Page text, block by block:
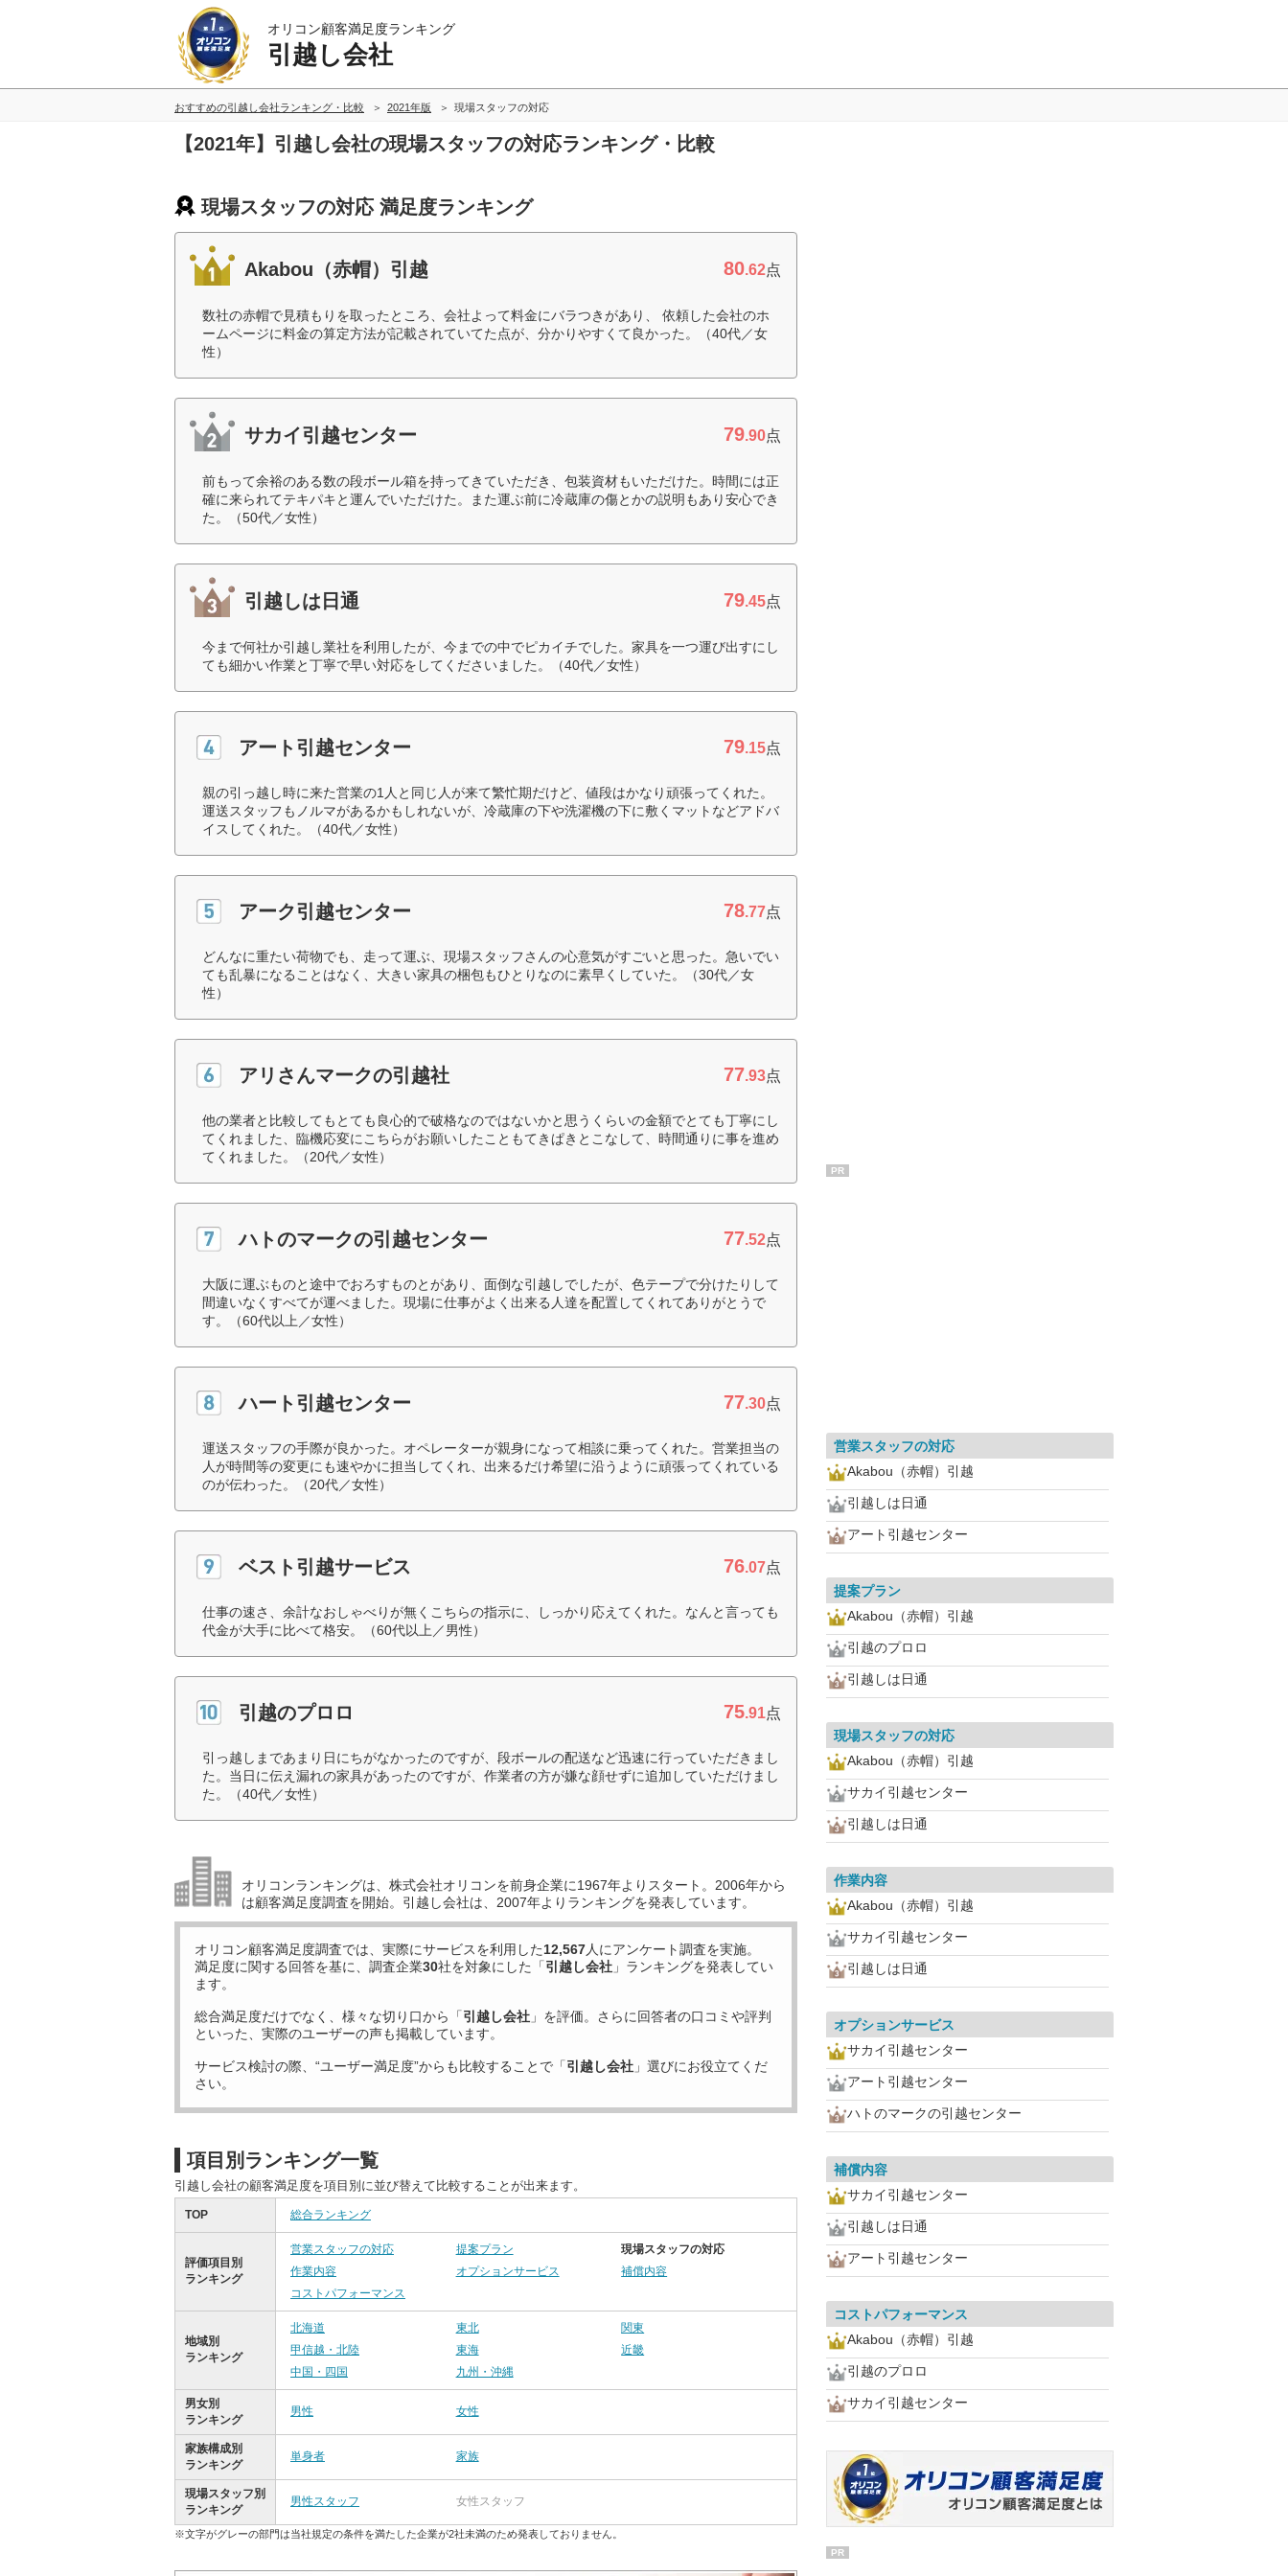
オリコン顧客満足度ランキング
引越し会社
おすすめの引越し会社ランキング・比較 2021年版 現場スタッフの対応
【2021年】引越し会社の現場スタッフの対応ランキング・比較
現場スタッフの対応 満足度ランキング
Akabou（赤帽）引越 80.62点
数社の赤帽で見積もりを取ったところ、会社よって料金にバラつきがあり、 依頼した会社のホ
ームページに料金の算定方法が記載されていてた点が、分かりやすくて良かった。（40代／女
性）
サカイ引越センター 79.90点
前もって余裕のある数の段ボール箱を持ってきていただき、包装資材もいただけた。時間には正
確に来られてテキパキと運んでいただけた。また運ぶ前に冷蔵庫の傷とかの説明もあり安心でき
た。（50代／女性）
引越しは日通 79.45点
今まで何社か引越し業社を利用したが、今までの中でピカイチでした。家具を一つ運び出すにし
ても細かい作業と丁寧で早い対応をしてくださいました。（40代／女性）
アート引越センター 79.15点
親の引っ越し時に来た営業の1人と同じ人が来て繁忙期だけど、値段はかなり頑張ってくれた。
運送スタッフもノルマがあるかもしれないが、冷蔵庫の下や洗濯機の下に敷くマットなどアドバ
イスしてくれた。（40代／女性）
アーク引越センター 78.77点
どんなに重たい荷物でも、走って運ぶ、現場スタッフさんの心意気がすごいと思った。急いでい
ても乱暴になることはなく、大きい家具の梱包もひとりなのに素早くしていた。（30代／女
性）
アリさんマークの引越社 77.93点
他の業者と比較してもとても良心的で破格なのではないかと思うくらいの金額でとても丁寧にし
てくれました、臨機応変にこちらがお願いしたこともてきぱきとこなして、時間通りに事を進め
てくれました。（20代／女性）
ハトのマークの引越センター 77.52点
大阪に運ぶものと途中でおろすものとがあり、面倒な引越しでしたが、色テープで分けたりして
間違いなくすべてが運べました。現場に仕事がよく出来る人達を配置してくれてありがとうで
す。（60代以上／女性）
ハート引越センター 77.30点
運送スタッフの手際が良かった。オペレーターが親身になって相談に乗ってくれた。営業担当の
人が時間等の変更にも速やかに担当してくれ、出来るだけ希望に沿うように頑張ってくれている
のが伝わった。（20代／女性）
ベスト引越サービス 76.07点
仕事の速さ、余計なおしゃべりが無くこちらの指示に、しっかり応えてくれた。なんと言っても
代金が大手に比べて格安。（60代以上／男性）
引越のプロロ 75.91点
引っ越しまであまり日にちがなかったのですが、段ボールの配送など迅速に行っていただきまし
た。当日に伝え漏れの家具があったのですが、作業者の方が嫌な顔せずに追加していただけまし
た。（40代／女性）
オリコンランキングは、株式会社オリコンを前身企業に1967年よりスタート。2006年から
は顧客満足度調査を開始。引越し会社は、2007年よりランキングを発表しています。
オリコン顧客満足度調査では、実際にサービスを利用した12,567人にアンケート調査を実施。
満足度に関する回答を基に、調査企業30社を対象にした「引越し会社 」ランキングを発表してい
ます。
総合満足度だけでなく、様々な切り口から「引越し会社 」を評価。さらに回答者の口コミや評判
といった、実際のユーザーの声も掲載しています。
サービス検討の際、“ユーザー満足度”からも比較することで「引越し会社 」選びにお役立てくだ
さい。
項目別ランキング一覧
引越し会社の顧客満足度を項目別に並び替えて比較することが出来ます。
TOP 総合ランキング
評価項目別
ランキング
営業スタッフの対応 提案プラン
現場スタッフの対応
作業内容
オプションサービス
補償内容
コストパフォーマンス
地域別
ランキング
北海道 東北
関東
甲信越・北陸
東海
近畿
中国・四国
九州・沖縄
男女別
ランキング
男性 女性
家族構成別
ランキング
単身者 家族
現場スタッフ別
ランキング
男性スタッフ 女性スタッフ
※文字がグレーの部門は当社規定の条件を満たした企業が2社未満のため発表しておりません。
PR
営業スタッフの対応
Akabou（赤帽）引越
引越しは日通
アート引越センター
提案プラン
Akabou（赤帽）引越
引越のプロロ
引越しは日通
現場スタッフの対応
Akabou（赤帽）引越
サカイ引越センター
引越しは日通
作業内容
Akabou（赤帽）引越
サカイ引越センター
引越しは日通
オプションサービス
サカイ引越センター
アート引越センター
ハトのマークの引越センター
補償内容
サカイ引越センター
引越しは日通
アート引越センター
コストパフォーマンス
Akabou（赤帽）引越
引越のプロロ
サカイ引越センター
PR